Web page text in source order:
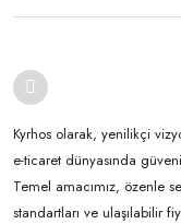
Kyrhos olarak, yenilikçi
e-ticaret dünyasında
Temel amacımız, özenle
standartları ve ulaşılabilir